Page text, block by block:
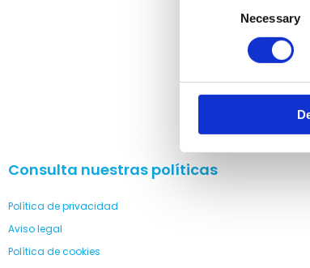
Necessary
Consulta nuestras políticas
Política de privacidad
Aviso legal
Política de cookies